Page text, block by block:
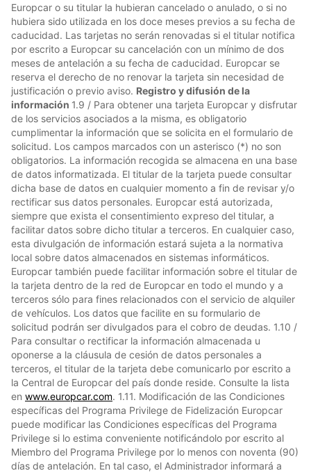
Europcar o su titular la hubieran cancelado o anulado, o si no
hubiera sido utilizada en los doce meses previos a su fecha de
caducidad. Las tarjetas no serán renovadas si el titular notifica
por escrito a Europcar su cancelación con un mínimo de dos
meses de antelación a su fecha de caducidad. Europcar se
reserva el derecho de no renovar la tarjeta sin necesidad de
justificación o previo aviso. Registro y difusión de la
información 1.9 / Para obtener una tarjeta Europcar y disfrutar
de los servicios asociados a la misma, es obligatorio
cumplimentar la información que se solicita en el formulario de
solicitud. Los campos marcados con un asterisco (*) no son
obligatorios. La información recogida se almacena en una base
de datos informatizada. El titular de la tarjeta puede consultar
dicha base de datos en cualquier momento a fin de revisar y/o
rectificar sus datos personales. Europcar está autorizada,
siempre que exista el consentimiento expreso del titular, a
facilitar datos sobre dicho titular a terceros. En cualquier caso,
esta divulgación de información estará sujeta a la normativa
local sobre datos almacenados en sistemas informáticos.
Europcar también puede facilitar información sobre el titular de
la tarjeta dentro de la red de Europcar en todo el mundo y a
terceros sólo para fines relacionados con el servicio de alquiler
de vehículos. Los datos que facilite en su formulario de
solicitud podrán ser divulgados para el cobro de deudas. 1.10 /
Para consultar o rectificar la información almacenada u
oponerse a la cláusula de cesión de datos personales a
terceros, el titular de la tarjeta debe comunicarlo por escrito a
la Central de Europcar del país donde reside. Consulte la lista
en www.europcar.com. 1.11. Modificación de las Condiciones
específicas del Programa Privilege de Fidelización Europcar
puede modificar las Condiciones específicas del Programa
Privilege si lo estima conveniente notificándolo por escrito al
Miembro del Programa Privilege por lo menos con noventa (90)
días de antelación. En tal caso, el Administrador informará a